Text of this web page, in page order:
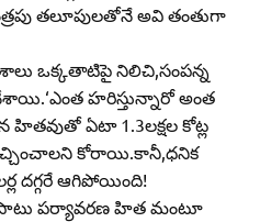
తలూపులతోనే అవి తంతుగా
ఒక్కతాటిపై నిలిచి,సంపన్న
చేశాయి.‘ఎంత హరిస్తున్నారో అంత
ఏటా 1.3లక్షల కోట్ల
వెచ్చించాలని కోరాయి.కానీ,ధనిక
దగ్గరే ఆగిపోయింది!
పర్యావరణ హిత మంటూ